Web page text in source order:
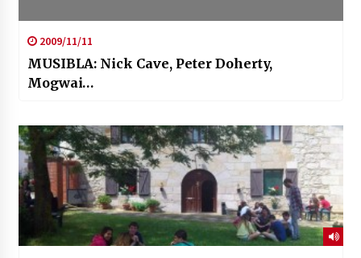
2009/11/11
MUSIBLA: Nick Cave, Peter Doherty,
Mogwai…